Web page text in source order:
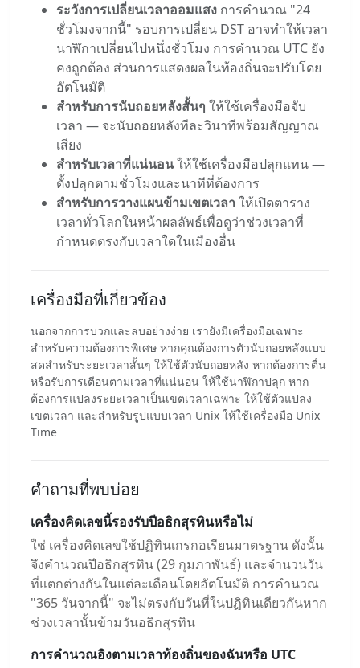
ระวังการเปลี่ยนเวลาออมแสง การคำนวณ "24
ชั่วโมงจากนี้" รอบการเปลี่ยน DST อาจทำให้เวลา
นาฬิกาเปลี่ยนไปหนึ่งชั่วโมง การคำนวณ UTC ยัง
คงถูกต้อง ส่วนการแสดงผลในท้องถิ่นจะปรับโดย
อัตโนมัติ
สำหรับการนับถอยหลังสั้นๆ ให้ใช้เครื่องมือจับ
เวลา — จะนับถอยหลังทีละวินาทีพร้อมสัญญาณ
เสียง
สำหรับเวลาที่แน่นอนให้ใช้เครื่องมือปลุกแทน —
ตั้งปลุกตามชั่วโมงและนาทีที่ต้องการ
สำหรับการวางแผนข้ามเขตเวลา ให้เปิดตาราง
เวลาทั่วโลกในหน้าผลลัพธ์เพื่อดูว่าช่วงเวลาที่
กำหนดตรงกับเวลาใดในเมืองอื่น
เครื่องมือที่เกี่ยวข้อง
นอกจากการบวกและลบอย่างง่าย เรายังมีเครื่องมือเฉพาะ
สำหรับความต้องการพิเศษ หากคุณต้องการตัวนับถอยหลังแบบ
สดสำหรับระยะเวลาสั้นๆ ให้ใช้ตัวนับถอยหลัง หากต้องการตื่น
หรือรับการเตือนตามเวลาที่แน่นอน ให้ใช้นาฬิกาปลุก หาก
ต้องการแปลงระยะเวลาเป็นเขตเวลาเฉพาะ ให้ใช้ตัวแปลง
เขตเวลา และสำหรับรูปแบบเวลา Unix ให้ใช้เครื่องมือ Unix
Time
คำถามที่พบบ่อย
เครื่องคิดเลขนี้รองรับปีอธิกสุรทินหรือไม่
ใช่ เครื่องคิดเลขใช้ปฏิทินเกรกอเรียนมาตรฐาน ดังนั้น
จึงคำนวณปีอธิกสุรทิน (29 กุมภาพันธ์) และจำนวนวัน
ที่แตกต่างกันในแต่ละเดือนโดยอัตโนมัติ การคำนวณ
"365 วันจากนี้" จะไม่ตรงกับวันที่ในปฏิทินเดียวกันหาก
ช่วงเวลานั้นข้ามวันอธิกสุรทิน
การคำนวณอิงตามเวลาท้องถิ่นของฉันหรือ UTC